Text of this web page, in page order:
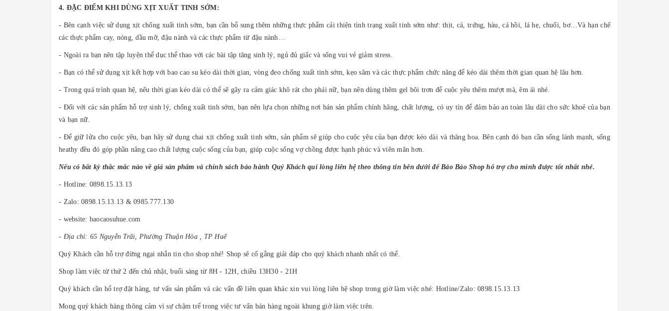
4. ĐẶC ĐIỂM KHI DÙNG XỊT XUẤT TINH SỚM:
- Bên cạnh việc sử dụng xịt chống xuất tinh sớm, bạn cần bổ sung thêm những thực phẩm cải thiện tình trạng xuất tinh sớm như: thịt, cá, trứng, hàu, cá hồi, lá hẹ, chuối, bơ…Và hạn chế
các thực phẩm cay, nóng, dầu mỡ, đậu nành và các thực phẩm từ đậu nành…
- Ngoài ra bạn nên tập luyện thể dục thể thao với các bài tập tăng sinh lý, ngủ đủ giấc và sống vui vẻ giảm stress.
- Bạn có thể sử dụng xịt kết hợp với bao cao su kéo dài thời gian, vòng đeo chống xuất tinh sớm, kẹo sâm và các thực phẩm chức năng để kéo dài thêm thời gian quan hệ lâu hơn.
- Trong quá trình quan hệ, nếu thời gian kéo dài có thể sẽ gây ra cảm giác khô rát cho phái nữ, bạn nên dùng thêm gel bôi trơn để cuộc yêu thêm mượt mà, êm ái nhé.
- Đối với các sản phẩm hỗ trợ sinh lý, chống xuất tinh sớm, bạn nên lựa chọn những nơi bán sản phẩm chính hãng, chất lượng, có uy tín để đảm bảo an toàn lâu dài cho sức khoẻ của bạn
và bạn nữ.
- Để giữ lửa cho cuộc yêu, bạn hãy sử dụng chai xịt chống xuất tinh sớm, sản phẩm sẽ giúp cho cuộc yêu của bạn được kéo dài và thăng hoa. Bên cạnh đó bạn cần sống lành mạnh, sống
heathy đều đó góp phần nâng cao chất lượng cuộc sống của bạn, giúp cuộc sống vợ chồng được hạnh phúc và viên mãn hơn.
Nếu có bất kỳ thắc mắc nào về giá sản phẩm và chính sách bảo hành Quý Khách qui lòng liên hệ theo thông tin bên dưới để Bảo Bảo Shop hổ trợ cho mình được tốt nhất nhé.
- Hotline: 0898.15.13.13
- Zalo: 0898.15.13.13 & 0985.777.130
- website: baocaosuhue.com
- Địa chỉ: 65 Nguyễn Trãi, Phường Thuận Hòa , TP Huế
Quý Khách cần hỗ trợ đừng ngại nhắn tin cho shop nhé! Shop sẽ cố gắng giải đáp cho quý khách nhanh nhất có thể.
Shop làm việc từ thứ 2 đến chủ nhật, buổi sáng từ 8H - 12H, chiều 13H30 - 21H
Quý khách cần hổ trợ đặt hàng, tư vấn sản phẩm và các vấn đề liên quan khác xin vui lòng liên hệ shop trong giờ làm việc nhé: Hotline/Zalo: 0898.15.13.13
Mong quý khách hàng thông cảm vì sự chậm trể trong việc tư vấn bán hàng ngoài khung giờ làm việc trên.